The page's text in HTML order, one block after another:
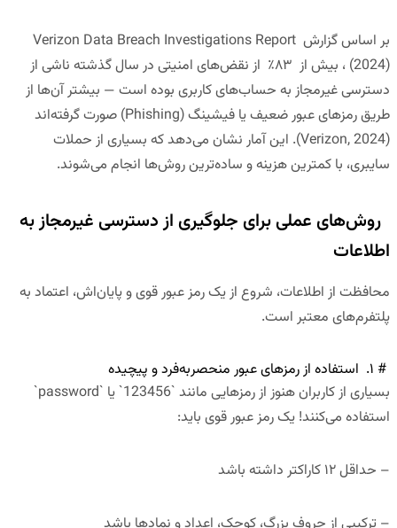
بر اساس گزارش Verizon Data Breach Investigations Report
(2024) ، بیش از ۸۳٪ از نقض‌های امنیتی در سال گذشته ناشی از
دسترسی غیرمجاز به حساب‌های کاربری بوده است — بیشتر آن‌ها از
طریق رمزهای عبور ضعیف یا فیشینگ (Phishing) صورت گرفته‌اند
(Verizon, 2024). این آمار نشان می‌دهد که بسیاری از حملات
سایبری، با کمترین هزینه و ساده‌ترین روش‌ها انجام می‌شوند.
روش‌های عملی برای جلوگیری از دسترسی غیرمجاز به
اطلاعات
محافظت از اطلاعات، شروع از یک رمز عبور قوی و پایان‌اش، اعتماد به
پلتفرم‌های معتبر است.
# ۱. استفاده از رمزهای عبور منحصربه‌فرد و پیچیده
بسیاری از کاربران هنوز از رمزهایی مانند `123456` یا `password`
استفاده می‌کنند! یک رمز عبور قوی باید:
– حداقل ۱۲ کاراکتر داشته باشد